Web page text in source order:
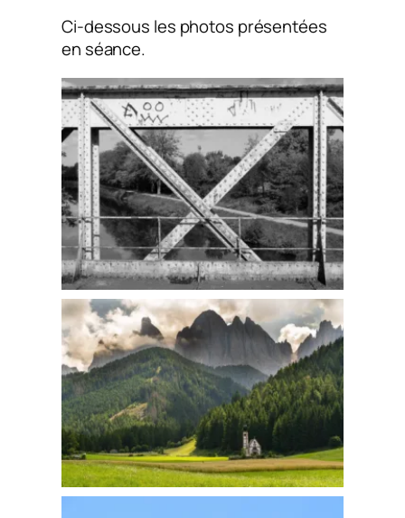
Ci-dessous les photos présentées
en séance.